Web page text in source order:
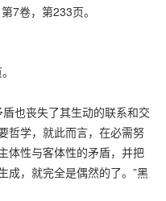
7卷，第233页。
也丧失了其生动的联系和交
哲学，就此而言，在必需努
体性与客体性的矛盾，并把
成，就完全是偶然的了。”黑